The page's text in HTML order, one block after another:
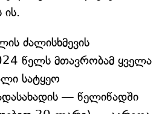
ის.
ძალისხმევის
წელს მთავრობამ ყველა
სატყეო
— წელიწადში